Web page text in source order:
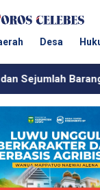
Desa
Bukti